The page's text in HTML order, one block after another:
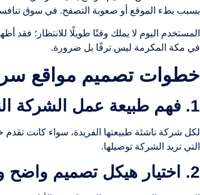
بسبب بطء الموقع أو صعوبة التصفح. في سوق
في مكة المكرمة ليس ترفًا بل ضرورة.
خطوات تصميم مواقع
1. فهم طبيعة عمل الشركة الناشئة واحتياجاتها
لكل شركة ناشئة طبيعتها الفريدة، سواء كانت تقدم
التي تريد الشركة توصيلها.
2. اختيار هيكل تصميم واضح ومباشر